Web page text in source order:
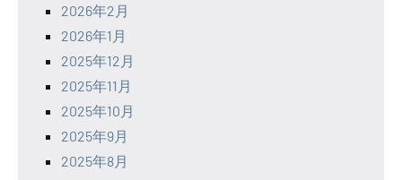
2026年2月
2026年1月
2025年12月
2025年11月
2025年10月
2025年9月
2025年8月